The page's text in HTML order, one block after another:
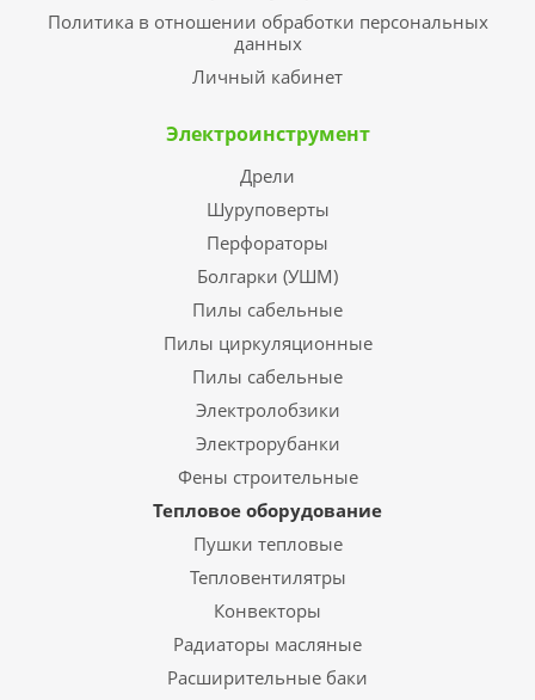
Политика в отношении обработки персональных
данных
Личный кабинет
Электроинструмент
Дрели
Шуруповерты
Перфораторы
Болгарки (УШМ)
Пилы сабельные
Пилы циркуляционные
Пилы сабельные
Электролобзики
Электрорубанки
Фены строительные
Тепловое оборудование
Пушки тепловые
Тепловентилятры
Конвекторы
Радиаторы масляные
Расширительные баки